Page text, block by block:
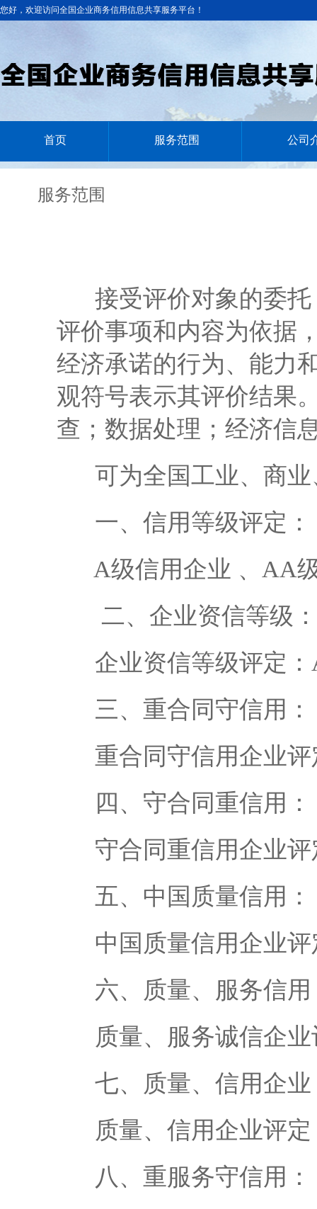
您好，欢迎访问全国企业商务信用信息共享服务平台！
首页 服务范围 公司
服务范围
接受评价对象的委托
评价事项和内容为依据
经济承诺的行为、能力
观符号表示其评价结果
查；数据处理；经济信
可为全国工业、商业
一、信用等级评定：
A级信用企业 、AA级
二、企业资信等级：
企业资信等级评定：
三、重合同守信用：
重合同守信用企业评
四、守合同重信用：
守合同重信用企业评
五、中国质量信用：
中国质量信用企业评
六、质量、服务信用
质量、服务诚信企业
七、质量、信用企业
质量、信用企业评定
八、重服务守信用：